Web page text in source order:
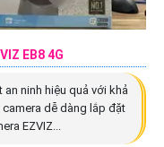
EB8 4G
an ninh hiệu quả với khả
dễ dàng lắp đặt
EZVIZ...